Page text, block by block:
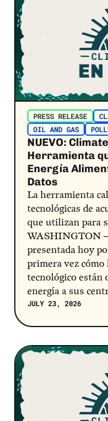
PRESS RELEASE
OIL AND GAS
NUEVO:
Herramienta
Energía
Datos
La herramienta
tecnológicas de
que utilizan para
WASHINGTON
presentada hoy
primera vez cómo
tecnológico están
energía a sus
JULY 23, 2026
Post Link